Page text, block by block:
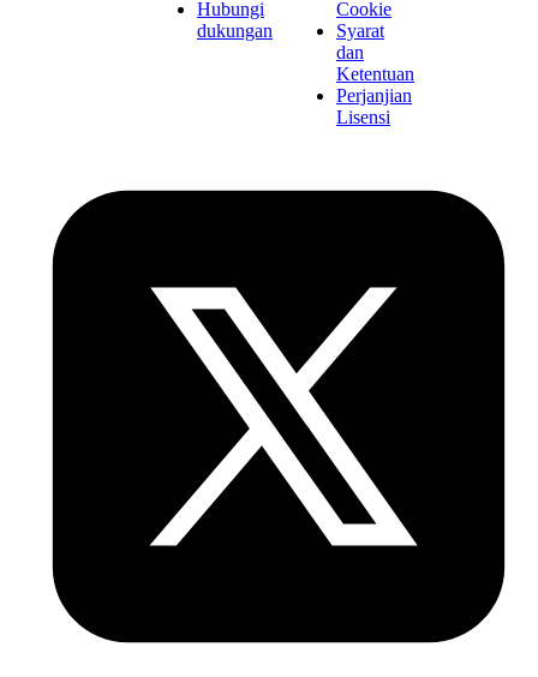
Hubungi
dukungan
Cookie
Syarat
dan
Ketentuan
Perjanjian
Lisensi